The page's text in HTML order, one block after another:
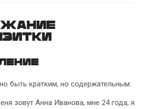
быть кратким, но содержательным:
зовут Анна Иванова, мне 24 года, я